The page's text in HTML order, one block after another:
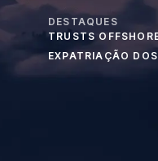
DESTAQUES
TRUSTS
EXPATRIAÇÃO